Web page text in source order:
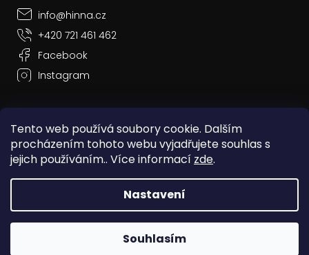
Tento web používá soubory cookie. Dalším
procházením tohoto webu vyjadřujete souhlas s
jejich používáním.. Více informací zde.
Nastavení
Souhlasím
info@hinna.cz
+420 721 461 462
Facebook
Instagram
Vytvořil Shoptet
. Všechna práva vyhrazena.
Grafický návrh vytvořil a nakódovalShoptak.cz